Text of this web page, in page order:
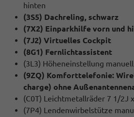
hinten
(3S5) Dachreling, schwarz
(7X2) Einparkhilfe vorn und
(7J2) Virtuelles Cockpit
(8G1) Fernlichtassistent
(3L3) Höheneinstellung
(9ZQ) Komforttelefonie:
charge) ohne
(C0T) Leichtmetallräder 7 1/2J
(7P4) Lendenwirbelstütze